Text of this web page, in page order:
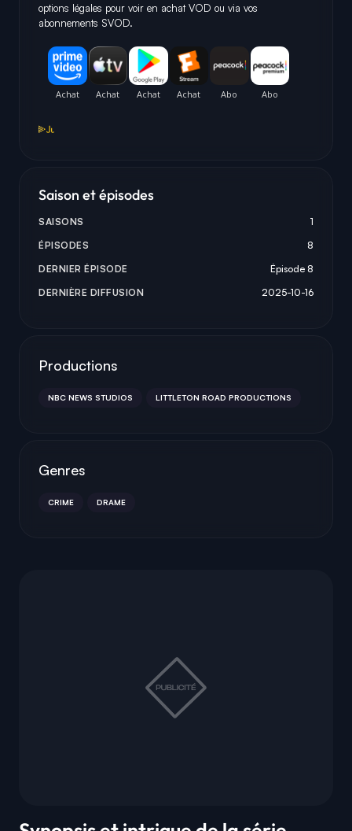
options légales pour voir en achat VOD ou via vos
abonnements SVOD.
Saison et épisodes
SAISONS
1
ÉPISODES
8
DERNIER ÉPISODE
Épisode 8
DERNIÈRE DIFFUSION
2025-10-16
Productions
NBC NEWS STUDIOS LITTLETON ROAD PRODUCTIONS
Genres
CRIME DRAME